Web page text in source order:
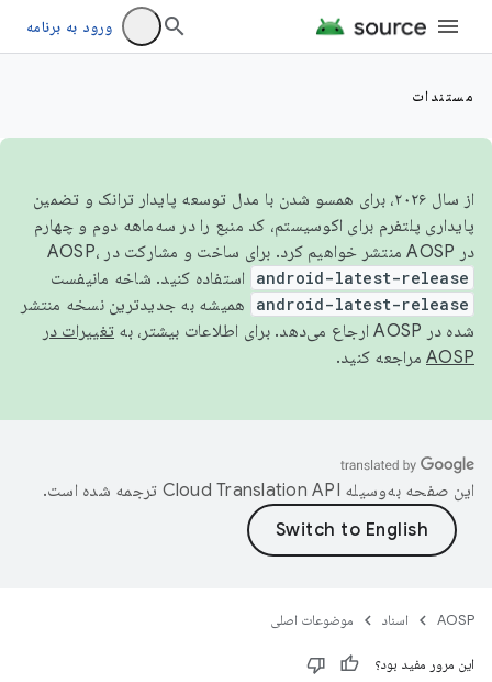
ورود به برنامه
مستندات
از سال ۲۰۲۶، برای همسو شدن با مدل توسعه پایدار ترانک و تضمین
پایداری پلتفرم برای اکوسیستم، کد منبع را در سه‌ماهه دوم و چهارم
در AOSP منتشر خواهیم کرد. برای ساخت و مشارکت در AOSP،
android-latest-release استفاده کنید. شاخه مانیفست
android-latest-release
همیشه به جدیدترین نسخه منتشر
شده در AOSP ارجاع می‌دهد. برای اطلاعات بیشتر، به
تغییرات در
AOSP مراجعه کنید.
این صفحه به‌وسیله ترجمه شده است.
AOSP اسناد موضوعات اصلی
این مرور مفید بود؟